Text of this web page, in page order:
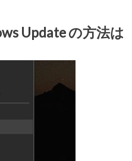
Update の方法は